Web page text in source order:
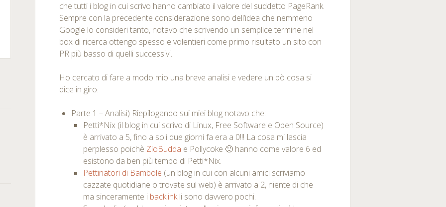
che tutti i blog in cui scrivo hanno cambiato il valore del suddetto PageRank.
Sempre con la precedente considerazione sono dell’idea che nemmeno
Google lo consideri tanto, notavo che scrivendo un semplice termine nel
box di ricerca ottengo spesso e volentieri come primo risultato un sito con
PR più basso di quelli successivi.
Ho cercato di fare a modo mio una breve analisi e vedere un pò cosa si
dice in giro.
Parte 1 – Analisi) Riepilogando sui miei blog notavo che:
Petti*Nix (il blog in cui scrivo di Linux, Free Software e Open Source)
è arrivato a 5, fino a soli due giorni fa era a 0!!! La cosa mi lascia
perplesso poichè ZioBudda e Pollycoke 🙂 hanno come valore 6 ed
esistono da ben più tempo di Petti*Nix.
Pettinatori di Bambole (un blog in cui con alcuni amici scriviamo
cazzate quotidiane o trovate sul web) è arrivato a 2, niente di che
ma sinceramente i backlinkli sono davvero pochi.